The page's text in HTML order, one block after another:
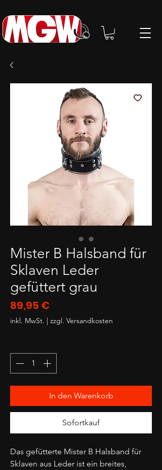
Mister B Halsband für
Sklaven Leder
gefüttert grau
89,95 €
inkl. MwSt. | zzgl. Versandkosten
In den Warenkorb
Sofortkauf
Das gefütterte Mister B Halsband für
Sklaven aus Leder ist ein breites,